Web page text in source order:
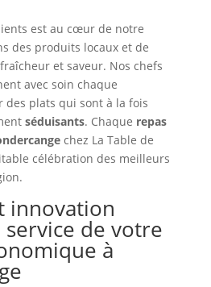
est au cœur de notre
des produits locaux et de
et saveur. Nos chefs
avec soin chaque
plats qui sont à la fois
séduisants. Chaque repas
chez La Table de
célébration des meilleurs
innovation
de votre
à